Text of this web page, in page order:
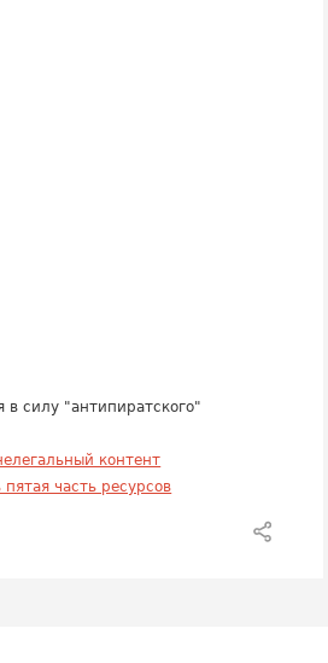
в силу "антипиратского"
контент
часть ресурсов